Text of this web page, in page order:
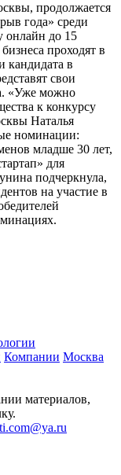
продолжается
года» среди
онлайн до 15
проходят в
кандидата в
свои
«Уже можно
к конкурсу
Наталья
номинации:
младше 30 лет,
для
подчеркнула,
на участие в
Компании Москва
материалов,